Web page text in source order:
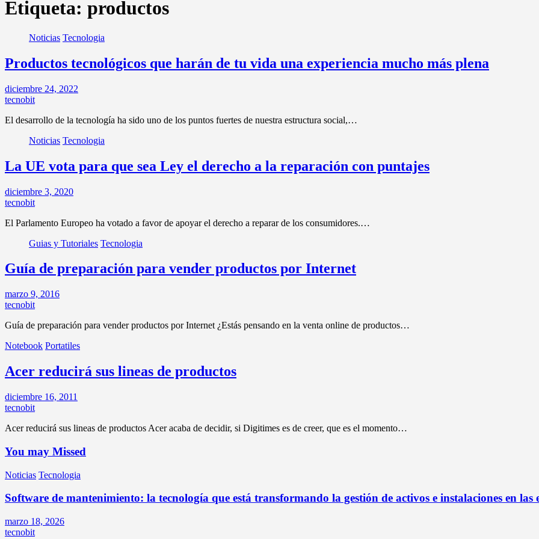
Etiqueta: productos
Noticias Tecnologia
Productos tecnológicos que harán de tu vida una experiencia mucho más plena
diciembre 24, 2022
tecnobit
El desarrollo de la tecnología ha sido uno de los puntos fuertes de nuestra estructura social,…
Noticias Tecnologia
La UE vota para que sea Ley el derecho a la reparación con puntajes
diciembre 3, 2020
tecnobit
El Parlamento Europeo ha votado a favor de apoyar el derecho a reparar de los consumidores.…
Guias y Tutoriales Tecnologia
Guía de preparación para vender productos por Internet
marzo 9, 2016
tecnobit
Guía de preparación para vender productos por Internet ¿Estás pensando en la venta online de productos…
Notebook Portatiles
Acer reducirá sus lineas de productos
diciembre 16, 2011
tecnobit
Acer reducirá sus lineas de productos Acer acaba de decidir, si Digitimes es de creer, que es el momento…
You may Missed
Noticias Tecnologia
Software de mantenimiento: la tecnología que está transformando la gestión de activos e instalaciones en las
marzo 18, 2026
tecnobit